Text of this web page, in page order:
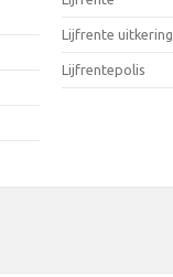
Lijfrente uitkering
Lijfrentepolis